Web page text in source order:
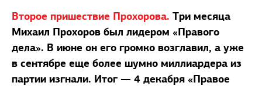
Второе пришествие Прохорова. Три месяца
Михаил Прохоров был лидером «Правого
дела». В июне он его громко возглавил, а уже
в сентябре еще более шумно миллиардера из
партии изгнали. Итог — 4 декабря «Правое